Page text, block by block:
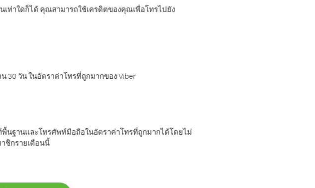
เท่าใดก็ได้ คุณสามารถใช้เครดิตของคุณเพื่อโทรไปยัง
30 วัน ในอัตราค่าโทรที่ถูกมากของ Viber
นฐานและโทรศัพท์มือถือในอัตราค่าโทรที่ถูกมากได้โดยไม่
ชิกรายเดือนนี้